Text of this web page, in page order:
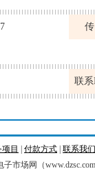
联
目 付款方式 联系我们
子市场网（